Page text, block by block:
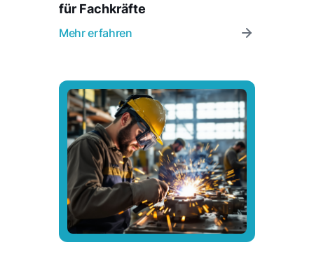
für Fachkräfte
Mehr erfahren